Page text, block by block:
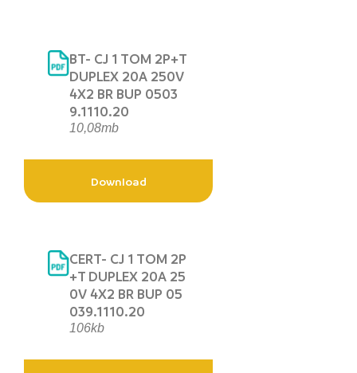
BT- CJ 1 TOM 2P+T
DUPLEX 20A 250V
4X2 BR BUP 0503
9.1110.20
10,08mb
Download
CERT- CJ 1 TOM 2P
+T DUPLEX 20A 25
0V 4X2 BR BUP 05
039.1110.20
106kb